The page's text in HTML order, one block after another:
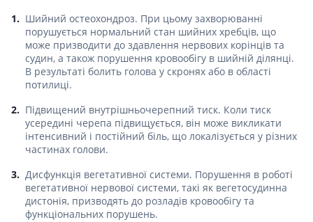
Шийний остеохондроз. При цьому захворюванні
порушується нормальний стан шийних хребців, що
може призводити до здавлення нервових корінців та
судин, а також порушення кровообігу в шийній ділянці.
В результаті болить голова у скронях або в області
потилиці.
Підвищений внутрішньочерепний тиск. Коли тиск
усередині черепа підвищується, він може викликати
інтенсивний і постійний біль, що локалізується у різних
частинах голови.
Дисфункція вегетативної системи. Порушення в роботі
вегетативної нервової системи, такі як вегетосудинна
дистонія, призводять до розладів кровообігу та
функціональних порушень.